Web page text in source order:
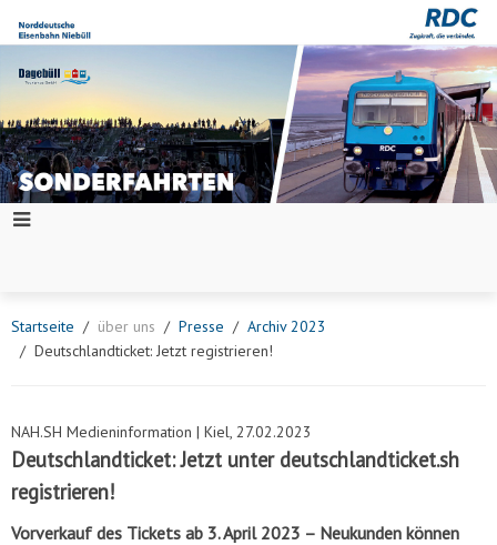
Startseite über uns Presse
Archiv 2023
Deutschlandticket: Jetzt registrieren!
NAH.SH Medieninformation | Kiel, 27.02.2023
Deutschlandticket: Jetzt unter deutschlandticket.sh
registrieren!
Vorverkauf des Tickets ab 3. April 2023 – Neukunden können